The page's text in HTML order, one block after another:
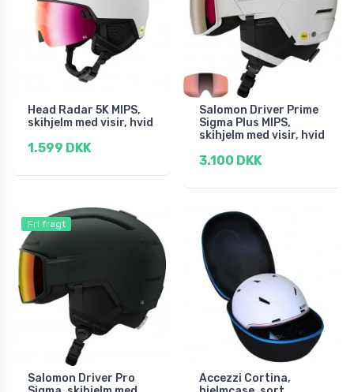
Head Radar 5K MIPS,
skihjelm med visir, hvid
1.599 DKK
Salomon Driver Prime
Sigma Plus MIPS,
skihjelm med visir, hvid
3.100 DKK
Fri fragt
Salomon Driver Pro
Accezzi Cortina,